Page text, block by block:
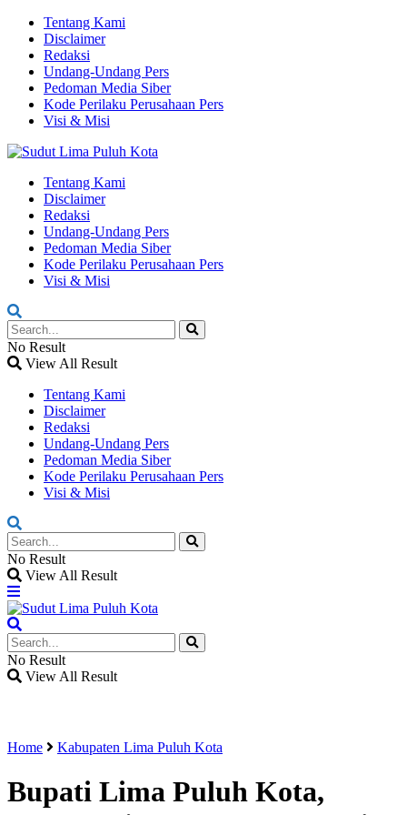
Tentang Kami
Disclaimer
Redaksi
Undang-Undang Pers
Pedoman Media Siber
Kode Perilaku Perusahaan Pers
Visi & Misi
Tentang Kami
Disclaimer
Redaksi
Undang-Undang Pers
Pedoman Media Siber
Kode Perilaku Perusahaan Pers
Visi & Misi
No Result
View All Result
Tentang Kami
Disclaimer
Redaksi
Undang-Undang Pers
Pedoman Media Siber
Kode Perilaku Perusahaan Pers
Visi & Misi
No Result
View All Result
No Result
View All Result
Home Kabupaten Lima Puluh Kota
Bupati Lima Puluh Kota,